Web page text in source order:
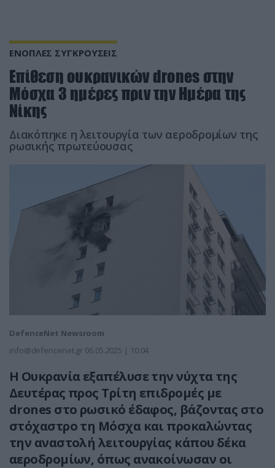
ΕΝΟΠΛΕΣ ΣΥΓΚΡΟΥΣΕΙΣ
Eπίθεση ουκρανικών drones στην
Μόσχα 3 ημέρες πριν την Ημέρα της
Νίκης
Διακόπηκε η λειτουργία των αεροδρομίων της
ρωσικής πρωτεύουσας
DefenceNet Newsroom
info@defencenet.gr 06.05.2025 | 10:04
Η Ουκρανία εξαπέλυσε την νύχτα της
Δευτέρας προς Τρίτη επιδρομές με
drones στο ρωσικό έδαφος, βάζοντας στο
στόχαστρο τη Μόσχα και προκαλώντας
την αναστολή λειτουργίας κάπου δέκα
αεροδρομίων, όπως ανακοίνωσαν οι